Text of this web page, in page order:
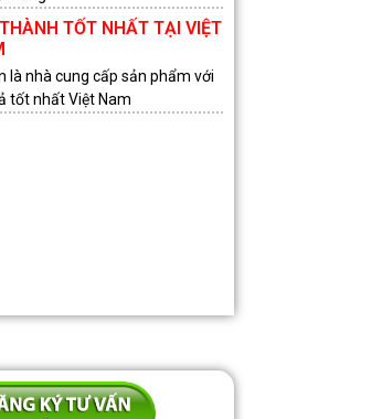
TỐT NHẤT TẠI VIỆT
là nhà cung cấp sản phẩm với
tốt nhất Việt Nam